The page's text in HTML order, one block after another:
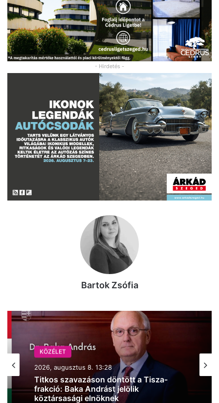
- Hirdetés -
Bartok Zsófia
KÖZÉLET
2026, augusztus 8. 13:28
KÖZÉLET
2026, augusztus 7. 19:47
Iskolakezdési támogatás az